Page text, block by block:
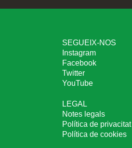
SEGUEIX-NOS
Instagram
Facebook
Twitter
YouTube
LEGAL
Notes legals
Política de privacitat
Política de cookies